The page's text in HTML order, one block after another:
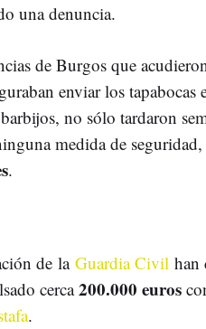
una denuncia.
de Burgos que
enviar los tapabocas
no sólo tardaron
medida de seguridad,
.
de laGuardia Civil han
cerca200.000 euros
.